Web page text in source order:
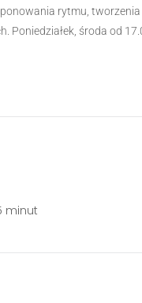
rytmu,
Poniedziałek, środa od
minut